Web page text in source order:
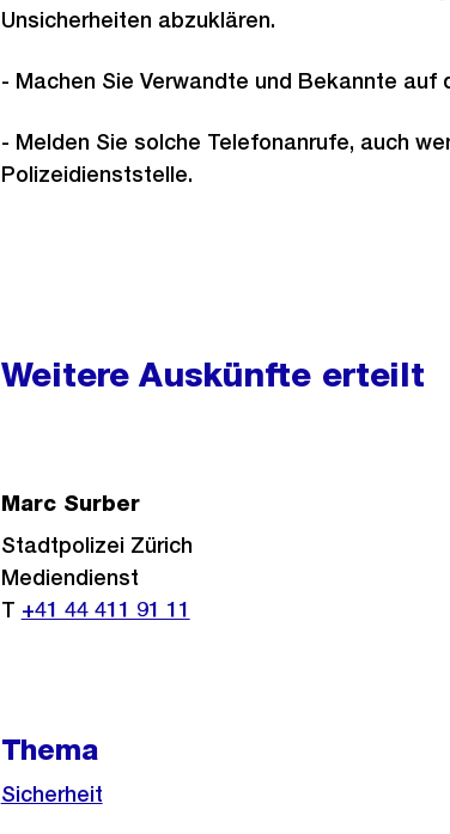
Unsicherheiten abzuklären.
- Machen Sie Verwandte und Bekannte
- Melden Sie solche Telefonanrufe, auch
Polizeidienststelle.
Weitere Auskünfte erteilt
Marc Surber
Stadtpolizei Zürich
Mediendienst
T +41 44 411 91 11
Thema
Sicherheit